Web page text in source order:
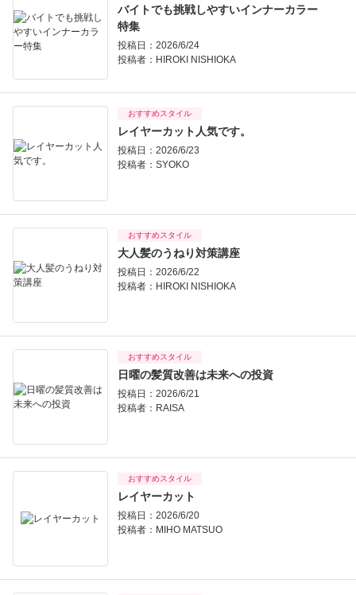
バイトでも挑戦しやすいインナーカラー
特集
投稿日：2026/6/24
投稿者： HIROKI NISHIOKA
おすすめスタイル
レイヤーカット人気です。
投稿日：2026/6/23
投稿者： SYOKO
おすすめスタイル
大人髪のうねり対策講座
投稿日：2026/6/22
投稿者： HIROKI NISHIOKA
おすすめスタイル
日曜の髪質改善は未来への投資
投稿日：2026/6/21
投稿者： RAISA
おすすめスタイル
レイヤーカット
投稿日：2026/6/20
投稿者： MIHO MATSUO